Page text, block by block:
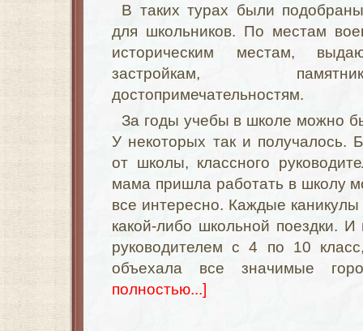
В таких турах были
для школьников. По местам
историческим местам,
застройкам,
достопримечательностям.
За годы учебы в школе можно
У некоторых так и получалось.
от школы, классного
мама пришла работать в школу
все интересно. Каждые
какой-либо школьной поездки.
руководителем с 4 по 10
объехала все значимые
полностью...]